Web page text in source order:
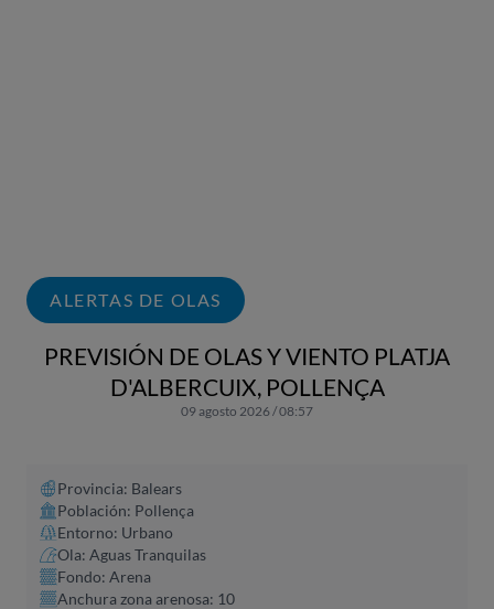
ALERTAS DE OLAS
PREVISIÓN DE OLAS Y VIENTO PLATJA
D'ALBERCUIX, POLLENÇA
09 agosto 2026 / 08:57
Provincia: Balears
Población: Pollença
Entorno: Urbano
Ola: Aguas Tranquilas
Fondo: Arena
Anchura zona arenosa: 10